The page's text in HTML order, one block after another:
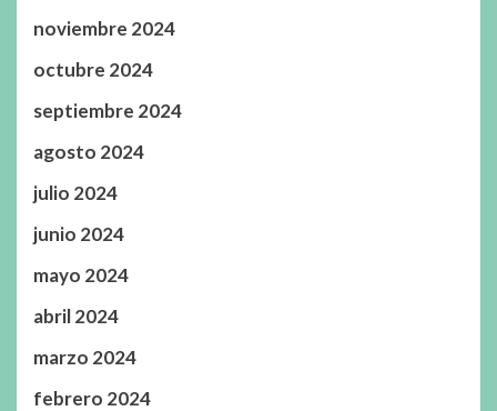
noviembre 2024
octubre 2024
septiembre 2024
agosto 2024
julio 2024
junio 2024
mayo 2024
abril 2024
marzo 2024
febrero 2024